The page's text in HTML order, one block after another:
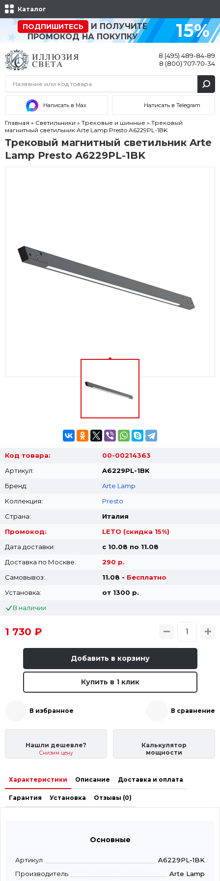
Каталог
ПОДПИШИТЕСЬ
И ПОЛУЧИТЕ
ПРОМОКОД НА ПОКУПКУ
15%
8 (495) 489-84-89
8 (800) 707-70-34
Написать в Max Написать в Telegram
Главная » Светильники » Трековые и шинные » Трековый
магнитный светильник Arte Lamp Presto A6229PL-1BK
Трековый магнитный светильник Arte
Lamp Presto A6229PL-1BK
Код товара:
00-00214363
Артикул:
A6229PL-1BK
Бренд:
Arte Lamp
Коллекция:
Presto
Страна:
Италия
Промокод:
LETO (скидка 15%)
Дата доставки:
с 10.08 по 11.08
Доставка по Москве:
290 р.
Самовывоз:
11.08 - Бесплатно
Установка:
от 1300 p.
В наличии
1 730 ₽
Добавить в корзину
Купить в 1 клик
В избранное В сравнение
Нашли дешевле?
Снизим цену
Калькулятор
мощности
Характеристики Описание Доставка и оплата
Гарантия Установка Отзывы (0)
Основные
Артикул
A6229PL-1BK
Производитель
Arte Lamp